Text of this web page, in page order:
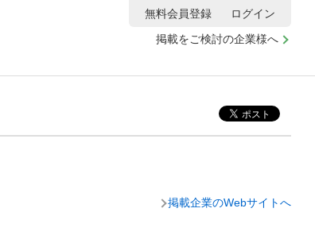
掲載をご検討の企業様へ
無料会員登録 ログイン
掲載企業のWebサイトへ